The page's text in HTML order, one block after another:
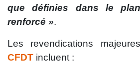
que définies dans le
renforcé ».
Les revendications
CFDT incluent :